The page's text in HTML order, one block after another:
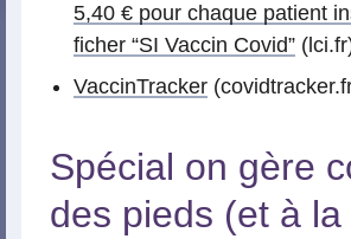
5,40 € pour chaque patient
ficher “SI Vaccin Covid”
VaccinTracker
Spécial on gère
des pieds (et à la